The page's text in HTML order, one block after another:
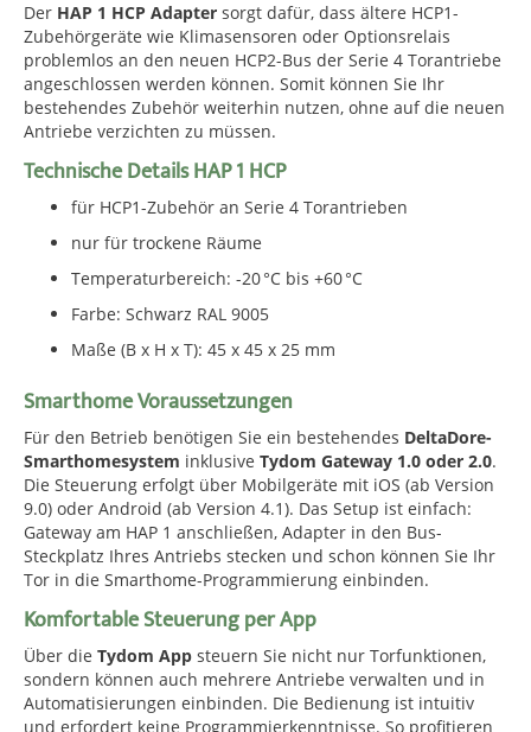
Der HAP 1 HCP Adapter sorgt dafür, dass ältere HCP1-
Zubehörgeräte wie Klimasensoren oder Optionsrelais
problemlos an den neuen HCP2-Bus der Serie 4 Torantriebe
angeschlossen werden können. Somit können Sie Ihr
bestehendes Zubehör weiterhin nutzen, ohne auf die neuen
Antriebe verzichten zu müssen.
Technische Details HAP 1 HCP
für HCP1-Zubehör an Serie 4 Torantrieben
nur für trockene Räume
Temperaturbereich: -20 °C bis +60 °C
Farbe: Schwarz RAL 9005
Maße (B x H x T): 45 x 45 x 25 mm
Smarthome Voraussetzungen
Für den Betrieb benötigen Sie ein bestehendes DeltaDore-
Smarthomesystem inklusive Tydom Gateway 1.0 oder 2.0.
Die Steuerung erfolgt über Mobilgeräte mit iOS (ab Version
9.0) oder Android (ab Version 4.1). Das Setup ist einfach:
Gateway am HAP 1 anschließen, Adapter in den Bus-
Steckplatz Ihres Antriebs stecken und schon können Sie Ihr
Tor in die Smarthome-Programmierung einbinden.
Komfortable Steuerung per App
Über die Tydom App steuern Sie nicht nur Torfunktionen,
sondern können auch mehrere Antriebe verwalten und in
Automatisierungen einbinden. Die Bedienung ist intuitiv
und erfordert keine Programmierkenntnisse. So profitieren